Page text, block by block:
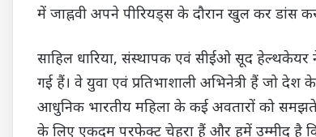
में जाह्नवी अपने पीरियड्स के दौरान खुल कर डांस
साहिल धारिया, संस्थापक एवं सीईओ सूद हेल्थकेयर
गई हैं। वे युवा एवं प्रतिभाशाली अभिनेत्री हैं जो
आधुनिक भारतीय महिला के कई अवतारों को
के लिए एकदम परफेक्ट चेहरा हैं और हमें उम्मीद है कि